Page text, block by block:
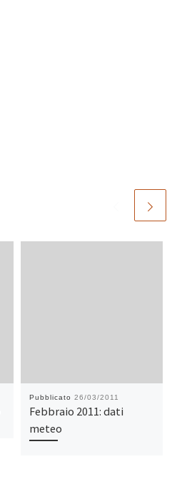
Pubblicato 26/03/2011
Febbraio 2011: dati
meteo